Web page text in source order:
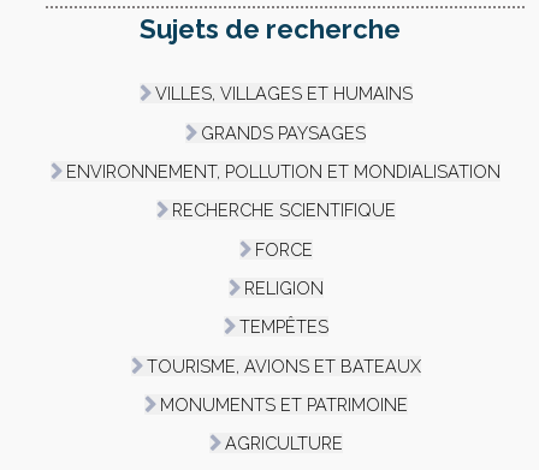
Sujets de recherche
VILLES, VILLAGES ET HUMAINS
GRANDS PAYSAGES
ENVIRONNEMENT, POLLUTION ET MONDIALISATION
RECHERCHE SCIENTIFIQUE
FORCE
RELIGION
TEMPÊTES
TOURISME, AVIONS ET BATEAUX
MONUMENTS ET PATRIMOINE
AGRICULTURE